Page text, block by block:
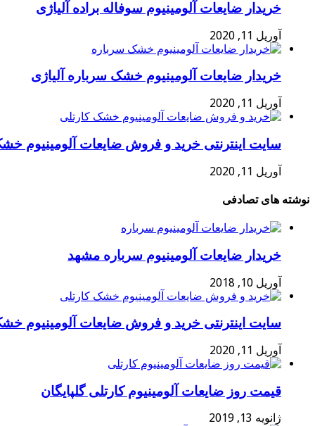
خریدار ضایعات آلومینیوم سوفاله براده آلیاژی
آوریل 11, 2020
خریدار ضایعات آلومینیوم خشک سرباره آلیاژی
آوریل 11, 2020
سایت اینترنتی خرید و فروش ضایعات آلومینیوم
آوریل 11, 2020
نوشته های تصادفی
خریدار ضایعات آلومینیوم سرباره مشهد
آوریل 10, 2018
سایت اینترنتی خرید و فروش ضایعات آلومینیوم
آوریل 11, 2020
قیمت روز ضایعات آلومینیوم کارتلی گلپایگان
ژانویه 13, 2019